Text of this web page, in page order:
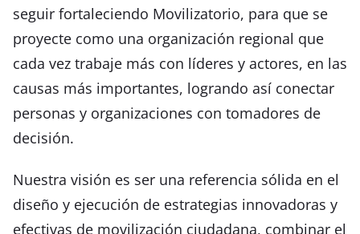
seguir fortaleciendo Movilizatorio, para que se
proyecte como una organización regional que
cada vez trabaje más con líderes y actores, en las
causas más importantes, logrando así conectar
personas y organizaciones con tomadores de
decisión.
Nuestra visión es ser una referencia sólida en el
diseño y ejecución de estrategias innovadoras y
efectivas de movilización ciudadana, combinar el